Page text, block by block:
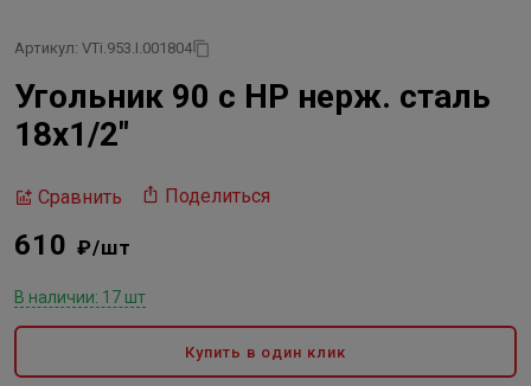
Артикул: VTi.953.I.001804
Угольник 90 с НР нерж. сталь
18х1/2"
Сравнить Поделиться
610 ₽/шт
В наличии: 17 шт
Купить в один клик